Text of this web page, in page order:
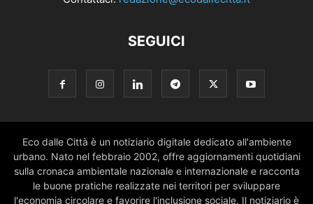
SEGUICI
Eco dalle Città è un notiziario digitale dedicato all'ambiente
urbano. Nato nel febbraio 2002, offre aggiornamenti quotidiani
sulla cronaca ambientale nazionale e internazionale e racconta
le buone pratiche realizzate nei territori per sviluppare
l'economia circolare e favorire l'inclusione sociale. Il notiziario è